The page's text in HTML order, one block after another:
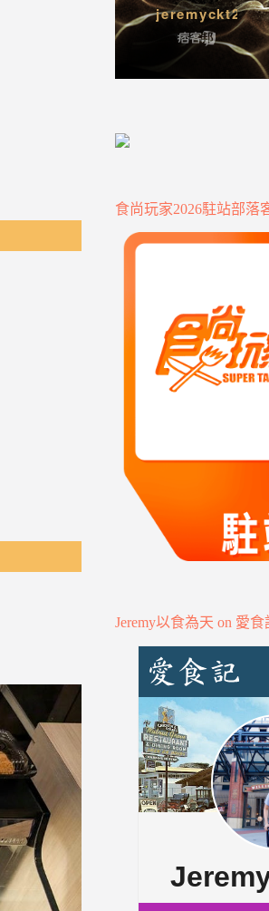
食尚玩家2026駐站部落
Jeremy以食為天 on 愛食